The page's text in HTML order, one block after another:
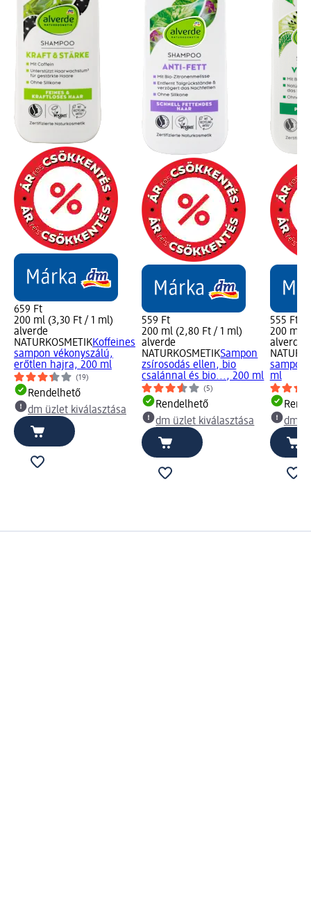
659 Ft
200 ml (3,30 Ft / 1 ml)
alverde
NATURKOSMETIKKoffeines
sampon vékonyszálú,
erőtlen hajra, 200 ml
(19)
Rendelhető
dm üzlet kiválasztása
559 Ft
200 ml (2,80 Ft / 1 ml)
alverde
NATURKOSMETIKSampon
zsírosodás ellen, bio
csalánnal és bio..., 200 ml
(5)
Rendelhető
dm üzlet kiválasztása
555 Ft
200 ml
alverde
sampon
ml
dm